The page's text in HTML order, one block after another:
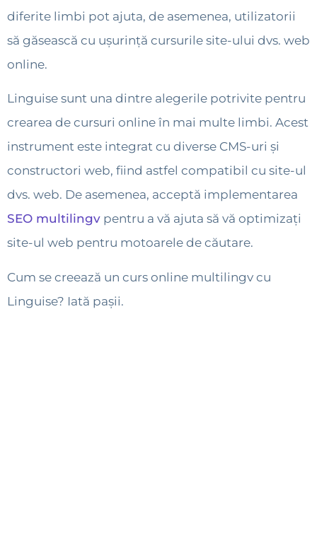
diferite limbi pot ajuta, de asemenea, utilizatorii
să găsească cu ușurință cursurile site-ului dvs. web
online.
Linguise sunt una dintre alegerile potrivite pentru
crearea de cursuri online în mai multe limbi. Acest
instrument este integrat cu diverse CMS-uri și
constructori web, fiind astfel compatibil cu site-ul
dvs. web. De asemenea, acceptă implementarea
SEO multilingv pentru a vă ajuta să vă optimizați
site-ul web pentru motoarele de căutare.
Cum se creează un curs online multilingv cu
Linguise? Iată pașii.